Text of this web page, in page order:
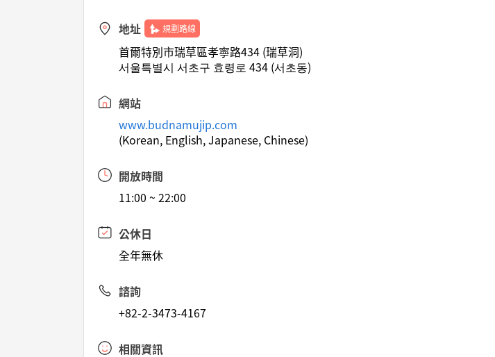
地址 規劃路線
首爾特別市瑞草區孝寧路434 (瑞草洞)
서울특별시 서초구 효령로 434 (서초동)
網站
www.budnamujip.com
(Korean, English, Japanese, Chinese)
開放時間
11:00 ~ 22:00
公休日
全年無休
諮詢
+82-2-3473-4167
相關資訊